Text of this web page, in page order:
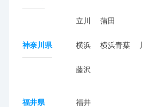
立川 蒲田
神奈川県 横浜 横浜青葉
藤沢
福井県 福井